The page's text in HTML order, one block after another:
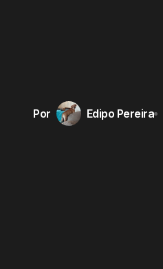
Por Edipo Pereira